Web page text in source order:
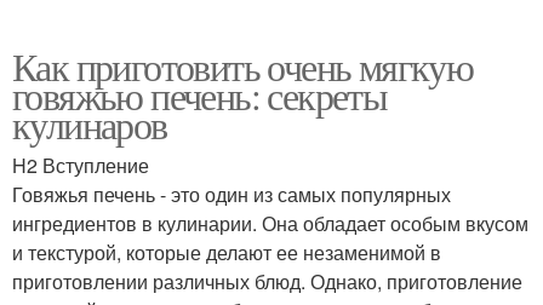
Как приготовить очень мягкую
говяжью печень: секреты
кулинаров
H2 Вступление
Говяжья печень - это один из самых популярных
ингредиентов в кулинарии. Она обладает особым вкусом
и текстурой, которые делают ее незаменимой в
приготовлении различных блюд. Однако, приготовление